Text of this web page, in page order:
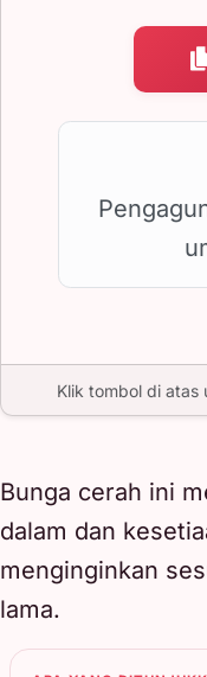
Klik tombol di atas
Bunga cerah ini
dalam dan
menginginkan
lama.